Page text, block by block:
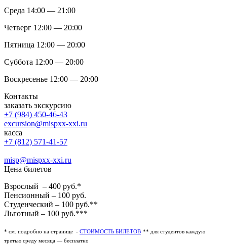
Среда 14:00 — 21:00
Четверг 12:00 — 20:00
Пятница 12:00 — 20:00
Суббота 12:00 — 20:00
Воскресенье 12:00 — 20:00
Контакты
заказать экскурсию
+7 (984) 450-46-43
excursion@mispxx-xxi.ru
касса
+7 (812) 571-41-57
misp@mispxx-xxi.ru
Цена билетов
Взрослый – 400 руб.*
Пенсионный – 100 руб.
Студенческий – 100 руб.**
Льготный – 100 руб.***
* см. подробно на странице - СТОИМОСТЬ БИЛЕТОВ ** для студентов каждую
третью среду месяца — бесплатно